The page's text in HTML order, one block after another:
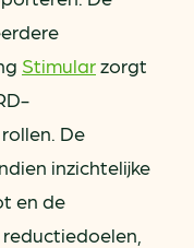
Stimularzorgt
De
inzichtelijke
en de